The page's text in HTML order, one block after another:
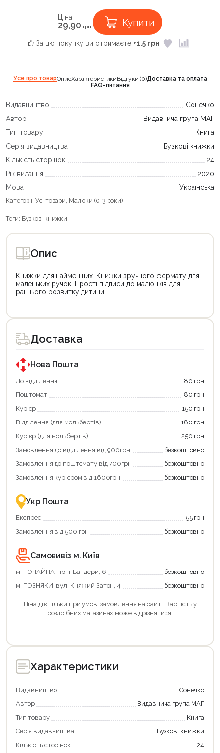
Ціна:
29,90 грн. Купити
За цю покупку ви отримаєте +1.5 грн
Усе про товарОписХарактеристикиВідгуки (0)Доставка та оплата
FAQ-питання
Видавництво
Сонечко
Автор
Видавнича група МАГ
Тип товару
Книга
Серія видавництва
Бузкові книжки
Кількість сторінок
24
Рік видання
2020
Мова
Українська
Категорії: Усі товари, Малюки (0-3 роки)
Теги: Бузкові книжки
Опис
Книжки для найменших. Книжки зручного формату для
маленьких ручок. Прості підписи до малюнків для
раннього розвитку дитини.
Доставка
Нова Пошта
До відділення
80 грн
Поштомат
80 грн
Кур'єр
150 грн
Відділення (для мольбертів)
180 грн
Кур'єр (для мольбертів)
250 грн
Замовлення до відділення від 900грн
безкоштовно
Замовлення до поштомату від 700грн
безкоштовно
Замовлення кур'єром від 1600грн
безкоштовно
Укр Пошта
Експрес
55 грн
Замовлення від 500 грн
безкоштовно
Самовивіз м. Київ
м. ПОЧАЙНА, пр-т Бандери, 6
безкоштовно
м. ПОЗНЯКИ, вул. Княжий Затон, 4
безкоштовно
Ціна діє тільки при умові замовлення на сайті. Вартість у
роздрібних магазинах може відрізнятися.
Характеристики
Видавництво
Сонечко
Автор
Видавнича група МАГ
Тип товару
Книга
Серія видавництва
Бузкові книжки
Кількість сторінок
24